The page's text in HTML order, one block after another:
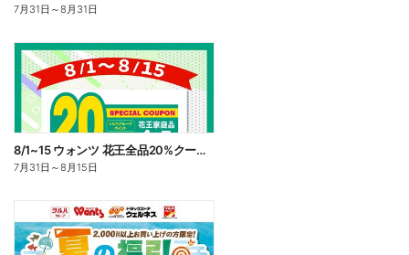
7月31日 ～8月31日
8/1~15 ウォンツ 花王全品20%クーポン
7月31日 ～8月15日